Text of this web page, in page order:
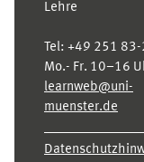
Lehre
Tel: +49 251
Mo.- Fr. 10–16
learnweb@uni-
muenster.de